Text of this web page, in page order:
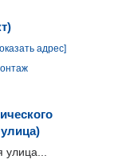
адрес]
улица...